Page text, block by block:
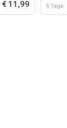
€ 11,99 5 Tage